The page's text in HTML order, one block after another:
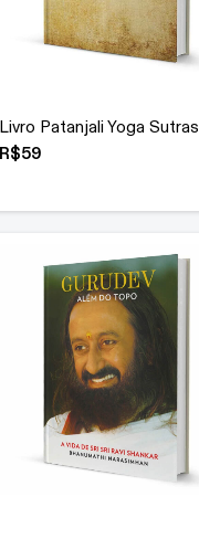
Livro Patanjali Yoga Sutras
R$59